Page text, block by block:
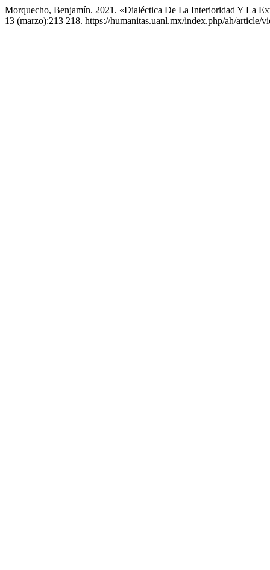
Morquecho, Benjamín. 2021. «Dialéctica De La Interioridad Y La
13 (marzo):213 218. https://humanitas.uanl.mx/index.php/ah/article/